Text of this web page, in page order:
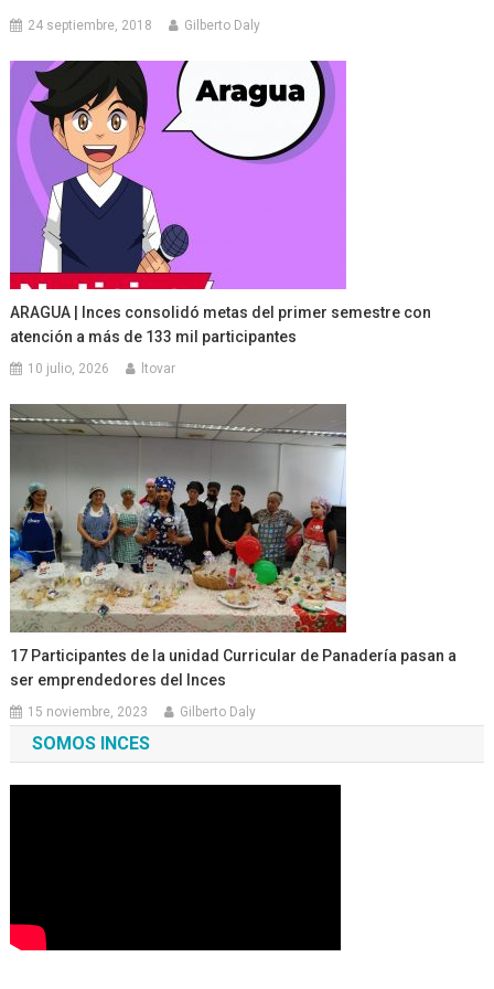
24 septiembre, 2018 Gilberto Daly
ARAGUA | Inces consolidó metas del primer semestre con
atención a más de 133 mil participantes
10 julio, 2026 ltovar
17 Participantes de la unidad Curricular de Panadería pasan a
ser emprendedores del Inces
15 noviembre, 2023 Gilberto Daly
SOMOS INCES